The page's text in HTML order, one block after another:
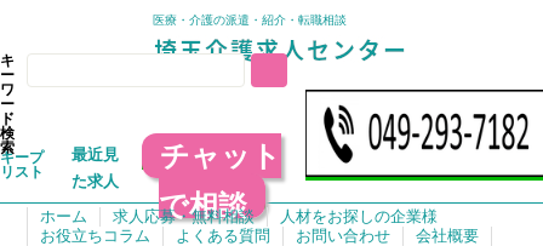
医療・介護の派遣・紹介・転職相談
キ
ー
ワ
ー
ド
検
索
キープ
リスト
最近見
た求人
チャット
で相談
ホーム 求人応募・無料相談
人材をお探しの企業様
お役立ちコラム
よくある質問 お問い合わせ 会社概要